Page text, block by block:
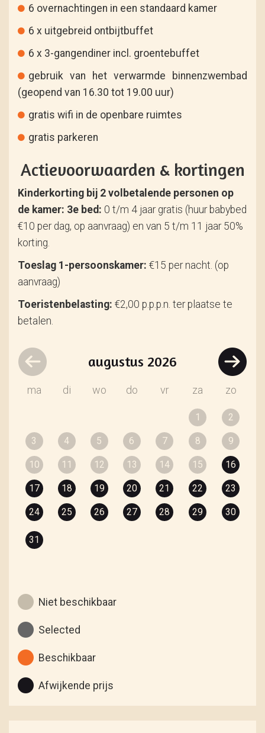
6 overnachtingen in een standaard kamer
6 x uitgebreid ontbijtbuffet
6 x 3-gangendiner incl. groentebuffet
gebruik van het verwarmde binnenzwembad
(geopend van 16.30 tot 19.00 uur)
gratis wifi in de openbare ruimtes
gratis parkeren
Actievoorwaarden & kortingen
Kinderkorting bij 2 volbetalende personen op
de kamer: 3e bed: 0 t/m 4 jaar gratis (huur babybed
€10 per dag, op aanvraag) en van 5 t/m 11 jaar 50%
korting.
Toeslag 1-persoonskamer: €15 per nacht. (op
aanvraag)
Toeristenbelasting: €2,00 p.p.p.n. ter plaatse te
betalen.
augustus 2026
ma di wo do vr za zo
1 2
3 4 5 6 7 8 9
10 11 12 13 14 15 16
17 18 19 20 21 22 23
24 25 26 27 28 29 30
31
Niet beschikbaar
Selected
Beschikbaar
Afwijkende prijs